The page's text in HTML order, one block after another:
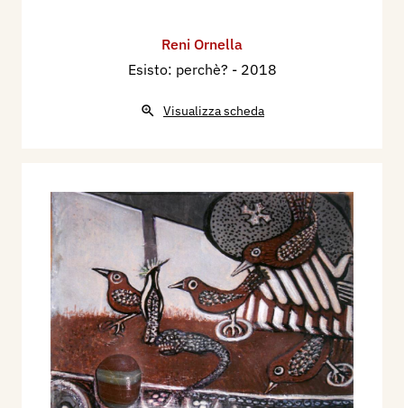
Reni Ornella
Esisto: perchè? - 2018
Visualizza scheda